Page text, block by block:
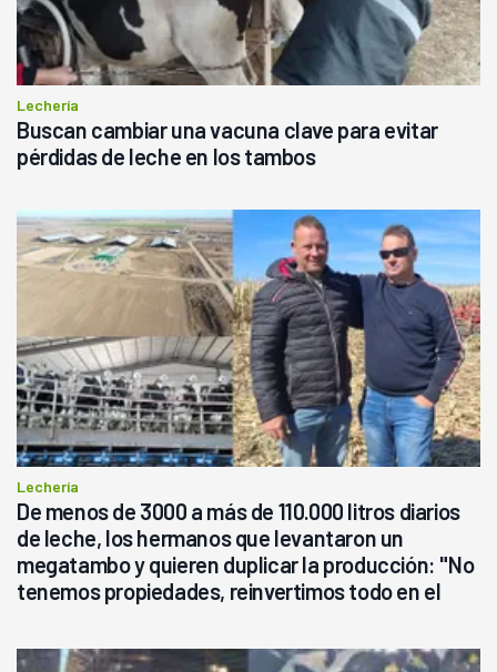
Lechería
Buscan cambiar una vacuna clave para evitar
pérdidas de leche en los tambos
Lechería
De menos de 3000 a más de 110.000 litros diarios
de leche, los hermanos que levantaron un
megatambo y quieren duplicar la producción: "No
tenemos propiedades, reinvertimos todo en el